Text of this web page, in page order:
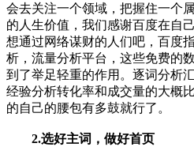
会去关注一个领域，把握住一个
的人生价值，我们感谢百度在自
想通过网络谋财的人们吧，百度
析，流量分析平台，这些免费的
到了举足轻重的作用。逐词分析
经验分析转化率和成交量的大概
的自己的腰包有多鼓就行了。
2.选好主词，做好首页